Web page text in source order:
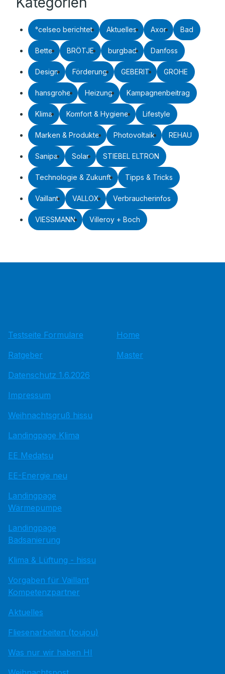
°celseo berichtet Aktuelles Axor Bad
Bette BRÖTJE burgbad Danfoss
Design Förderung GEBERIT GROHE
hansgrohe Heizung Kampagnenbeitrag
Klima Komfort & Hygiene Lifestyle
Marken & Produkte Photovoltaik REHAU
Sanipa Solar STIEBEL ELTRON
Technologie & Zukunft Tipps & Tricks
Vaillant VALLOX Verbraucherinfos
VIESSMANN Villeroy + Boch
Testseite Formulare
Ratgeber
Datenschutz 1.6.2026
Impressum
Weihnachtsgruß hissu
Landingpage Klima
EE Medatsu
EE-Energie neu
Landingpage
Wärmepumpe
Landingpage
Badsanierung
Klima & Lüftung - hissu
Vorgaben für Vaillant
Kompetenzpartner
Aktuelles
Fliesenarbeiten (toujou)
Was nur wir haben HI
Home
Master